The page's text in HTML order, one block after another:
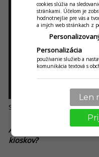
Samoobslužný kiosk v
A ako vnímate s
kioskov?
cookies slúžia na
stránkami. Účelom je
hodnotnejšie pre vás a
a iných web stránkach z
Personalizácia
používanie služieb a
komunikácia textová s
Len